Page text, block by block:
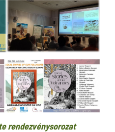
rendezvénysorozat